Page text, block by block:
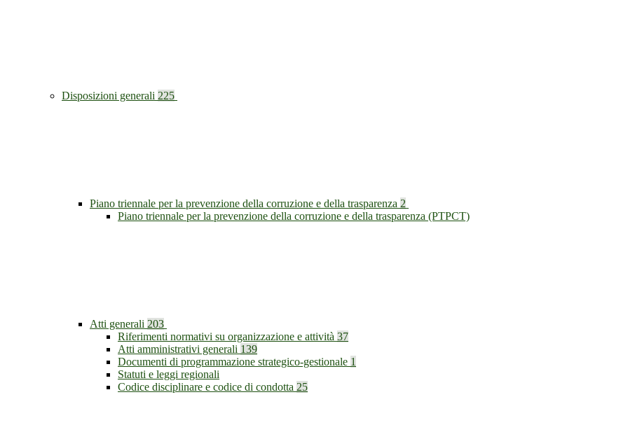
Disposizioni generali 225
Piano triennale per la prevenzione della corruzione e della trasparenza 2
Piano triennale per la prevenzione della corruzione e della trasparenza (PTPCT)
Atti generali 203
Riferimenti normativi su organizzazione e attività 37
Atti amministrativi generali 139
Documenti di programmazione strategico-gestionale 1
Statuti e leggi regionali
Codice disciplinare e codice di condotta 25